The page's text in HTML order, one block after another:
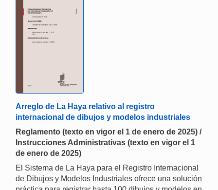
Arreglo de La Haya relativo al registro
internacional de dibujos y modelos industriales
Reglamento (texto en vigor el 1 de enero de 2025) /
Instrucciones Administrativas (texto en vigor el 1
de enero de 2025)
El Sistema de La Haya para el Registro Internacional
de Dibujos y Modelos Industriales ofrece una solución